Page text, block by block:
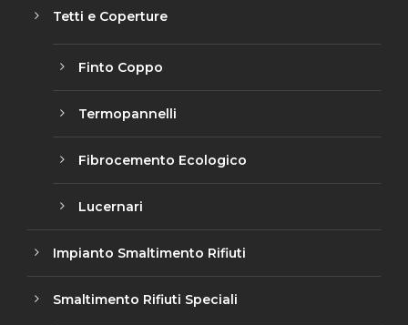
Tetti e Coperture
Finto Coppo
Termopannelli
Fibrocemento Ecologico
Lucernari
Impianto Smaltimento Rifiuti
Smaltimento Rifiuti Speciali